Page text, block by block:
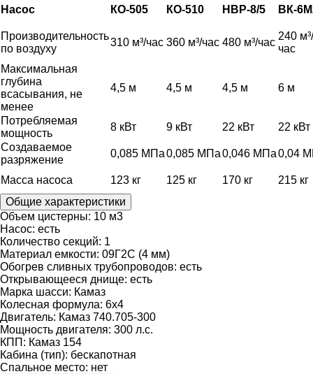
Насос КО-505 КО-510 НВР-8/5 ВК-
Производительность
по воздуху
310 м³/час 360 м³/час 480 м³/час
240 м³/
час
Максимальная
глубина
всасывания, не
менее
4,5 м 4,5 м 4,5 м 6 м
Потребляемая
мощность
8 кВт 9 кВт 22 кВт
22 кВт
Создаваемое
разряжение
0,085 МПа0,085 МПа0,046 МПа0,04
Масса насоса 123 кг 125 кг 170 кг
215 кг
Общие характеристики
Объем цистерны: 10 м3
Насос: есть
Количество секций: 1
Материал емкости: 09Г2С (4 мм)
Обогрев сливных трубопроводов: есть
Открывающееся днище: есть
Марка шасси: Камаз
Колесная формула: 6х4
Двигатель: Камаз 740.705-300
Мощность двигателя: 300 л.с.
КПП: Камаз 154
Кабина (тип): бескапотная
Спальное место: нет